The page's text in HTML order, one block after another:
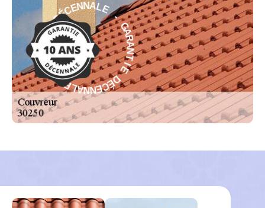
G
A
R
A
N
T
I
E
D
É
C
E
NNALE - GAR
A
N
T
I
E
D
É
C
E
N
N
A
L
E
-